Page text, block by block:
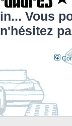
Vous
n'hésitez